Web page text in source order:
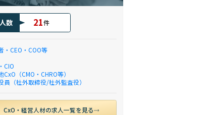
数 21件
・CEO・COO等
CIO
CxO（CMO・CHRO等）
員（社外取締役/社外監査役）
CxO・経営人材の求人一覧を見る